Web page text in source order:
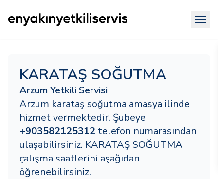
KARATAŞ SOĞUTMA
Arzum Yetkili Servisi
Arzum karataş soğutma amasya ilinde
hizmet vermektedir. Şubeye
+903582125312 telefon numarasından
ulaşabilirsiniz. KARATAŞ SOĞUTMA
çalışma saatlerini aşağıdan
öğrenebilirsiniz.